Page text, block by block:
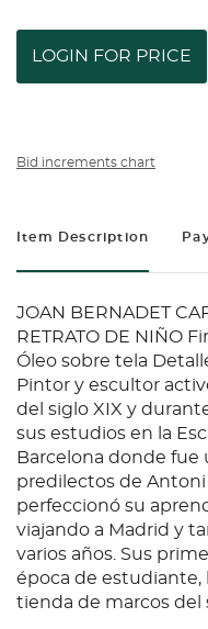
LOGIN FOR PRICE
Bid increments chart
Item Description
JOAN BERNADET
RETRATO DE NIÑO
Óleo sobre tela
Pintor y escultor
del siglo XIX y
sus estudios en la
Barcelona donde fue
predilectos de
perfeccionó su
viajando a Madrid y
varios años. Sus
época de estudiante,
tienda de marcos del